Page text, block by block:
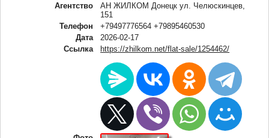
Агентство
АН ЖИЛКОМ Донецк ул. Челюскинцев,
151
Телефон
+79497776564 +79895460530
Дата
2026-02-17
Ссылка
https://zhilkom.net/flat-sale/1254462/